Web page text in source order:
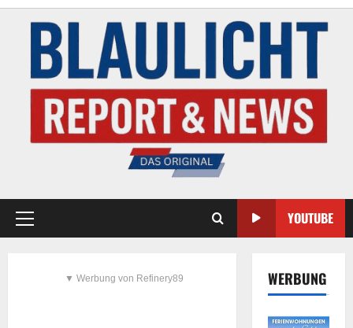
YOUTUBE
▼ Werbung von Refinery89 WERBUNG